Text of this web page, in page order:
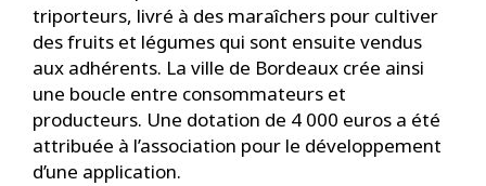
triporteurs, livré à des maraîchers pour cultiver
des fruits et légumes qui sont ensuite vendus
aux adhérents. La ville de Bordeaux crée ainsi
une boucle entre consommateurs et
producteurs. Une dotation de 4 000 euros a été
attribuée à l’association pour le développement
d’une application.